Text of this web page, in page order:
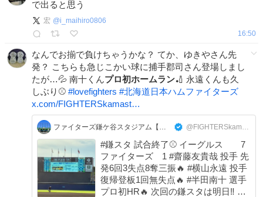
で出ると思う
宏 @i_maihiro0806
16:50
なんでお揃で負けちゃうかな？ てか、ゆきやさん先
発？ こちらも急じこかい球に捕手郡司さん登場しまし
たが…💦 南十くんプロ初ホームラン🏏 永遠くんも久
しぶり⚾️ #lovefighters #北海道日本ハムファイターズ
x.com/FIGHTERSkamast…
ファイターズ鎌ケ谷スタジアム【公式】 @FIGHTERSkamasta
#鎌スタ 試合終了⚾️ イーグルス 7
ファイターズ 1 #齋藤友貴哉 投手 先
発6回3失点8奪三振🔥 #横山永遠 投手
復帰登板1回無失点🔥 #半田南十 選手
プロ初HR🔥 次回の鎌スタは明日‼️ 🗓️